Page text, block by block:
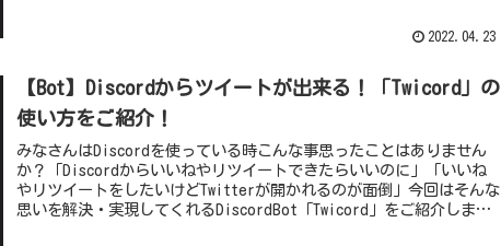
2022.04.23
【Bot】Discordからツイートが出来る！「Twicord」の
使い方をご紹介！
みなさんはDiscordを使っている時こんな事思ったことはありません
か？「Discordからいいねやリツイートできたらいいのに」「いいね
やリツイートをしたいけどTwitterが開かれるのが面倒」今回はそんな
思いを解決・実現してくれるDiscordBot「Twicord」をご紹介しま